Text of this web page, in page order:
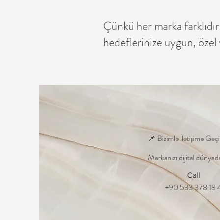
Çünkü her marka
hedeflerinize uygun,
📌 Bizimle İletişime
Markanızı dijital
Call
+90 533 378 18